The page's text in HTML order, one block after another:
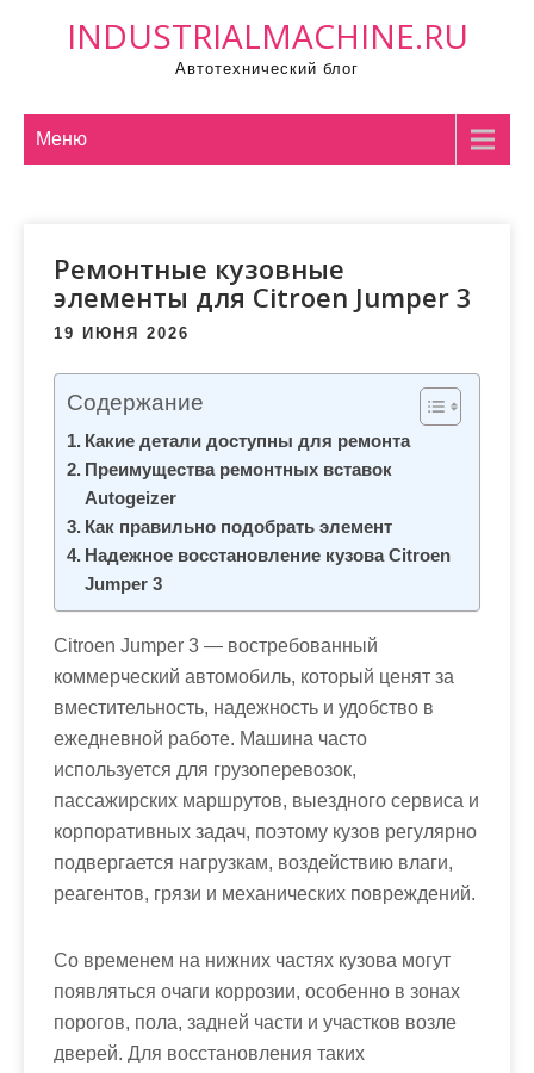
INDUSTRIALMACHINE.RU
Автотехнический блог
Меню
Ремонтные кузовные
элементы для Citroen Jumper 3
19 ИЮНЯ 2026
Содержание
Какие детали доступны для ремонта
Преимущества ремонтных вставок
Autogeizer
Как правильно подобрать элемент
Надежное восстановление кузова Citroen
Jumper 3
Citroen Jumper 3 — востребованный
коммерческий автомобиль, который ценят за
вместительность, надежность и удобство в
ежедневной работе. Машина часто
используется для грузоперевозок,
пассажирских маршрутов, выездного сервиса и
корпоративных задач, поэтому кузов регулярно
подвергается нагрузкам, воздействию влаги,
реагентов, грязи и механических повреждений.
Со временем на нижних частях кузова могут
появляться очаги коррозии, особенно в зонах
порогов, пола, задней части и участков возле
дверей. Для восстановления таких